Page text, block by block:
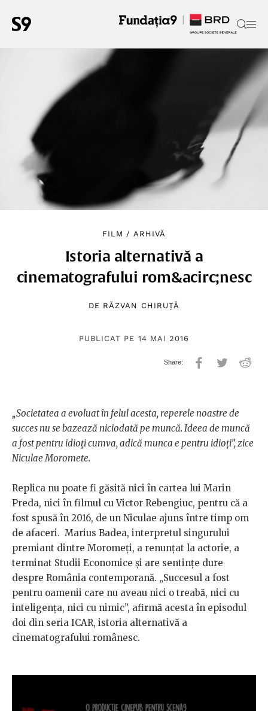
FILM / ARHIVĂ
Istoria alternativă a
cinematografului rom&acirc;nesc
DE RĂZVAN CHIRUȚĂ
PUBLICAT PE 14 MAI 2016
„Societatea a evoluat în felul acesta, reperele noastre de
succes nu se bazează niciodată pe muncă. Ideea de muncă
a fost pentru idioți cumva, adică munca e pentru idioți”, zice
Niculae Moromete.
Replica nu poate fi găsită nici în cartea lui Marin
Preda, nici în filmul cu Victor Rebengiuc, pentru că a
fost spusă în 2016, de un Niculae ajuns între timp om
de afaceri. Marius Badea, interpretul singurului
premiant dintre Moromeți, a renunțat la actorie, a
terminat Studii Economice și are sentințe dure
despre România contemporană. „Succesul a fost
pentru oamenii care nu aveau nici o treabă, nici cu
inteligența, nici cu nimic”, afirmă acesta în episodul
doi din seria ICAR, istoria alternativă a
cinematografului românesc.